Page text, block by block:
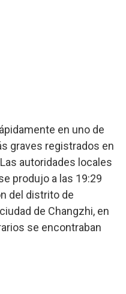
en uno de
graves registrados en
autoridades locales
produjo a las 19:29
del distrito de
de Changzhi, en
se encontraban